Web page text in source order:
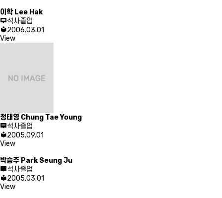
이학 Lee Hak
석사졸업
2006.03.01
View
정태영 Chung Tae Young
석사졸업
2005.09.01
View
박승주 Park Seung Ju
석사졸업
2005.03.01
View